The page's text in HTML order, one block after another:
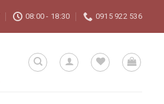
08:00 - 18:30 0915 922 536